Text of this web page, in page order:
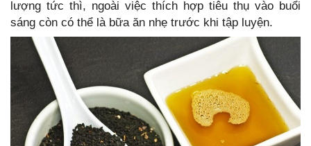
lượng tức thì, ngoài việc thích hợp tiêu thụ vào buổi
sáng còn có thể là bữa ăn nhẹ trước khi tập luyện.